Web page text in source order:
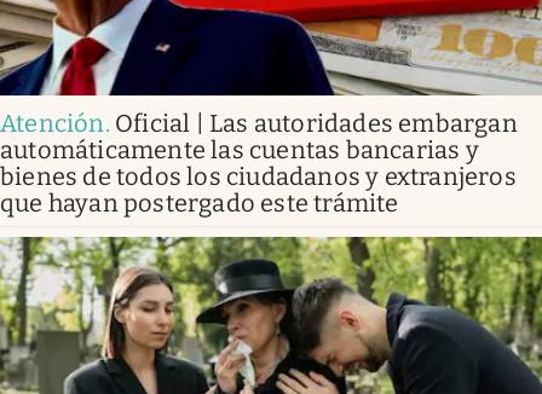
Atención. Oficial | Las autoridades embargan
automáticamente las cuentas bancarias y
bienes de todos los ciudadanos y extranjeros
que hayan postergado este trámite